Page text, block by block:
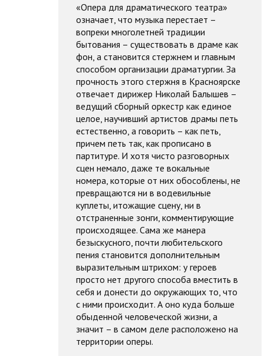
«Опера для драматического театра»
означает, что музыка перестает –
вопреки многолетней традиции
бытования – существовать в драме как
фон, а становится стержнем и главным
способом организации драматургии. За
прочность этого стержня в Красноярске
отвечает дирижер Николай Балышев –
ведущий сборный оркестр как единое
целое, научивший артистов драмы петь
естественно, а говорить – как петь,
причем петь так, как прописано в
партитуре. И хотя чисто разговорных
сцен немало, даже те вокальные
номера, которые от них обособлены, не
превращаются ни в водевильные
куплеты, итожащие сцену, ни в
отстраненные зонги, комментирующие
происходящее. Сама же манера
безыскусного, почти любительского
пения становится дополнительным
выразительным штрихом: у героев
просто нет другого способа вместить в
себя и донести до окружающих то, что
с ними происходит. А оно куда больше
обыденной человеческой жизни, а
значит – в самом деле расположено на
территории оперы.